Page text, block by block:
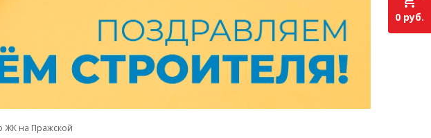
Горячие объекты
Инвестпроекты
Подписка на Базу
ЖК на Пражской
0 руб.